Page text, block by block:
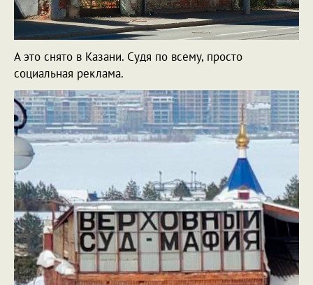
А это снято в Казани. Судя по всему, просто
социальная реклама.